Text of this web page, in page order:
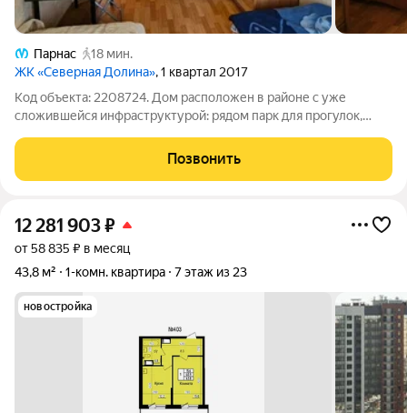
Парнас
18 мин.
ЖК «Северная Долина», 1 квартал 2017
Код объекта: 2208724. Дом расположен в районе с уже
сложившейся инфраструктурой: рядом парк для прогулок,
особенно важно для тех, кто передвигается на автомобиле. До
Позвонить
12 281 903₽
от 58 835 ₽ в месяц
43,8 м²
1-комн. квартира 7 этаж из 23
новостройка